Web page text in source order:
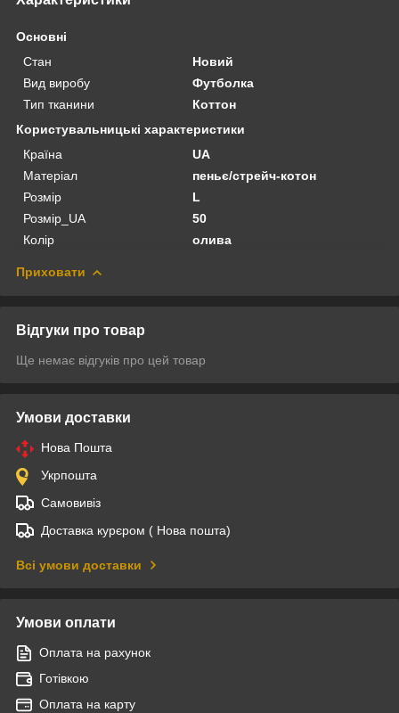
Основні
Стан
Новий
Вид виробу
Футболка
Тип тканини
Коттон
Користувальницькі характеристики
Країна
UA
Матеріал
пеньє/стрейч-котон
Розмір
L
Розмір_UA
50
Колір
олива
Приховати
Відгуки про товар
Ще немає відгуків про цей товар
Умови доставки
Нова Пошта
Укрпошта
Самовивіз
Доставка курєром ( Нова пошта)
Всі умови доставки
Умови оплати
Оплата на рахунок
Готівкою
Оплата на карту